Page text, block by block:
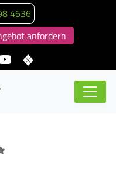
4636
anfordern